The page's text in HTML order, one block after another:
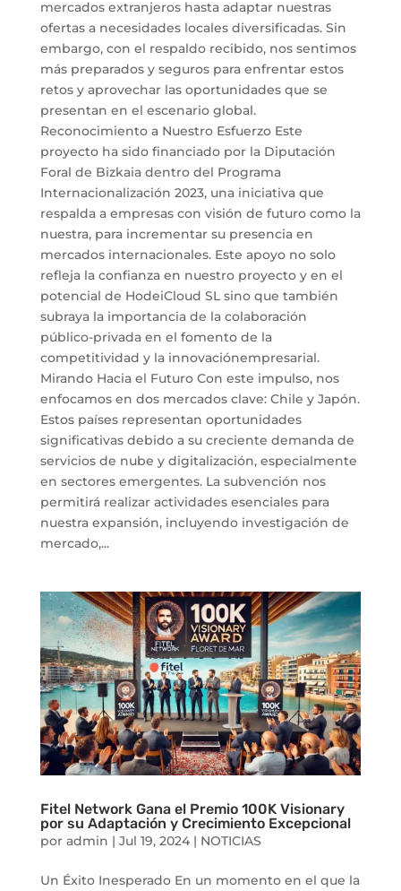
mercados extranjeros hasta adaptar nuestras
ofertas a necesidades locales diversificadas. Sin
embargo, con el respaldo recibido, nos sentimos
más preparados y seguros para enfrentar estos
retos y aprovechar las oportunidades que se
presentan en el escenario global.
Reconocimiento a Nuestro Esfuerzo Este
proyecto ha sido financiado por la Diputación
Foral de Bizkaia dentro del Programa
Internacionalización 2023, una iniciativa que
respalda a empresas con visión de futuro como la
nuestra, para incrementar su presencia en
mercados internacionales. Este apoyo no solo
refleja la confianza en nuestro proyecto y en el
potencial de HodeiCloud SL sino que también
subraya la importancia de la colaboración
público-privada en el fomento de la
competitividad y la innovaciónempresarial.
Mirando Hacia el Futuro Con este impulso, nos
enfocamos en dos mercados clave: Chile y Japón.
Estos países representan oportunidades
significativas debido a su creciente demanda de
servicios de nube y digitalización, especialmente
en sectores emergentes. La subvención nos
permitirá realizar actividades esenciales para
nuestra expansión, incluyendo investigación de
mercado,...
Fitel Network Gana el Premio 100K Visionary
por su Adaptación y Crecimiento Excepcional
por admin | Jul 19, 2024| NOTICIAS
Un Éxito Inesperado En un momento en el que la